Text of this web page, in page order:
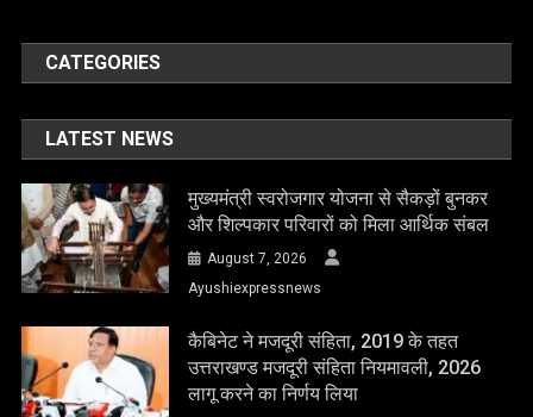
CATEGORIES
LATEST NEWS
मुख्यमंत्री स्वरोजगार योजना से सैकड़ों बुनकर
और शिल्पकार परिवारों को मिला आर्थिक संबल
August 7, 2026
Ayushiexpressnews
कैबिनेट ने मजदूरी संहिता, 2019 के तहत
उत्तराखण्ड मजदूरी संहिता नियमावली, 2026
लागू करने का निर्णय लिया